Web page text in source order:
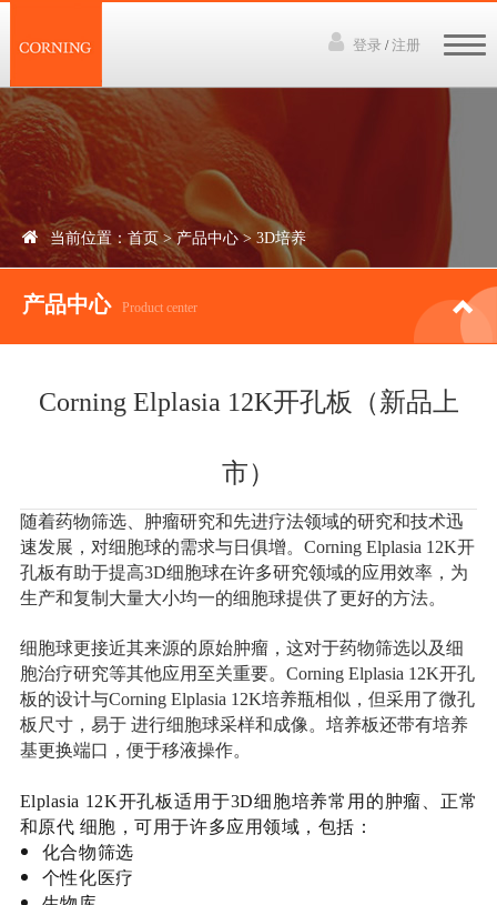
登录 /注册
产品中心
下载资料
讲座视频
联系我们
当前位置：首页>产品中心> 3D培养
产品中心 Product center
Corning Elplasia 12K开孔板（新品上
市）
随着药物筛选、肿瘤研究和先进疗法领域的研究和技术迅
速发展，对细胞球的需求与日俱增。Corning Elplasia 12K开
孔板有助于提高3D细胞球在许多研究领域的应用效率，为
生产和复制大量大小均一的细胞球提供了更好的方法。
细胞球更接近其来源的原始肿瘤，这对于药物筛选以及细
胞治疗研究等其他应用至关重要。Corning Elplasia 12K开孔
板的设计与Corning Elplasia 12K培养瓶相似，但采用了微孔
板尺寸，易于 进行细胞球采样和成像。培养板还带有培养
基更换端口，便于移液操作。
Elplasia 12K开孔板适用于3D细胞培养常用的肿瘤、正常
和原代 细胞，可用于许多应用领域，包括：
化合物筛选
个性化医疗